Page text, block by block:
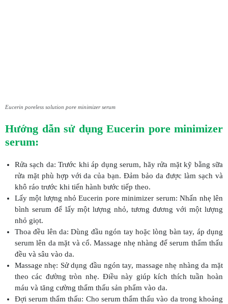
Eucerin poreless solution pore minimizer serum
Hướng dẫn sử dụng Eucerin pore minimizer
serum:
Rửa sạch da: Trước khi áp dụng serum, hãy rửa mặt kỹ bằng sữa
rửa mặt phù hợp với da của bạn. Đảm bảo da được làm sạch và
khô ráo trước khi tiến hành bước tiếp theo.
Lấy một lượng nhỏ Eucerin pore minimizer serum: Nhấn nhẹ lên
bình serum để lấy một lượng nhỏ, tương đương với một lượng
nhỏ giọt.
Thoa đều lên da: Dùng đầu ngón tay hoặc lòng bàn tay, áp dụng
serum lên da mặt và cổ. Massage nhẹ nhàng để serum thẩm thấu
đều và sâu vào da.
Massage nhẹ: Sử dụng đầu ngón tay, massage nhẹ nhàng da mặt
theo các đường tròn nhẹ. Điều này giúp kích thích tuần hoàn
máu và tăng cường thẩm thấu sản phẩm vào da.
Đợi serum thẩm thấu: Cho serum thẩm thấu vào da trong khoảng